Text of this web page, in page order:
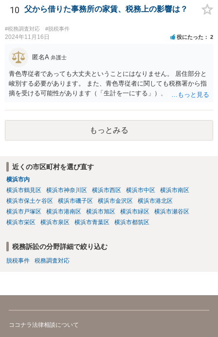
10 父から借りた事務所の家賃、税務上の影響は？
#税務調査対応 #脱税事件
2024年11月16日 役にたった 2
匿名A 弁護士
青色専従者であっても大丈夫ということにはなりません。 居住部分と
峻別する必要があります。 また、青色専従者に関しても税務署から指
摘を受ける可能性があります（「生計を一にする」）。
もっとみる
近くの市区町村を選び直す
横浜市内
横浜市鶴見区
横浜市神奈川区 横浜市西区 横浜市中区
横浜市南区
横浜市保土ケ谷区
横浜市磯子区 横浜市金沢区
横浜市港北区
横浜市戸塚区
横浜市港南区 横浜市旭区 横浜市緑区
横浜市瀬谷区
横浜市栄区
横浜市泉区 横浜市青葉区 横浜市都筑区
税務訴訟の分野詳細で絞り込む
脱税事件 税務調査対応
ココナラ法律相談について